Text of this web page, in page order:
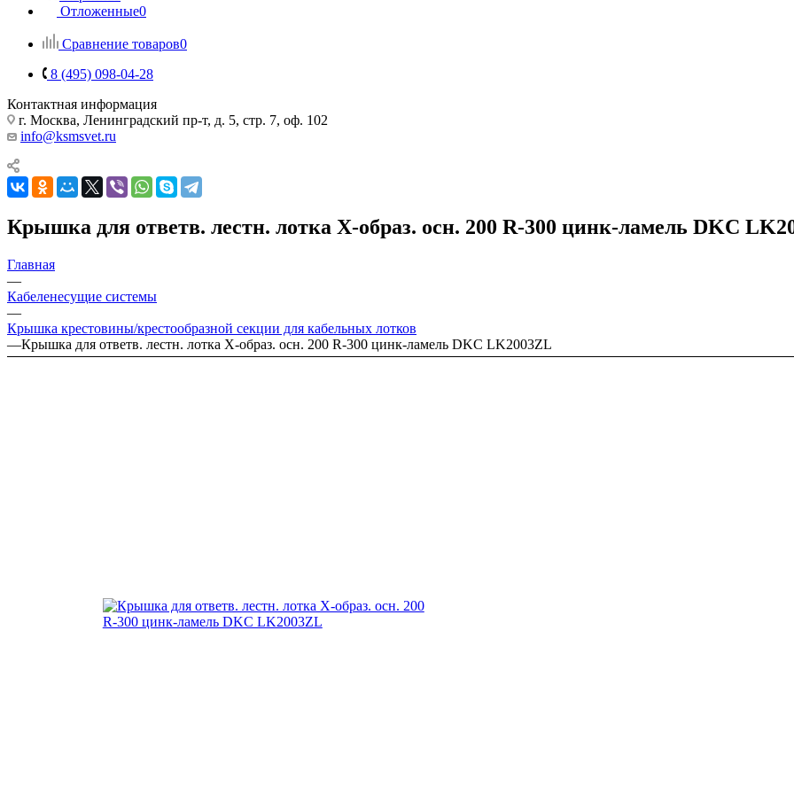
Отложенные0
Сравнение товаров0
8 (495) 098-04-28
Контактная информация
г. Москва, Ленинградский пр-т, д. 5, стр. 7, оф. 102
info@ksmsvet.ru
Крышка для ответв. лестн. лотка Х-образ. осн. 200 R-300 цинк-ламель DKC
Главная
—
Кабеленесущие системы
—
Крышка крестовины/крестообразной секции для кабельных лотков
—Крышка для ответв. лестн. лотка Х-образ. осн. 200 R-300 цинк-ламель DKC LK2003ZL